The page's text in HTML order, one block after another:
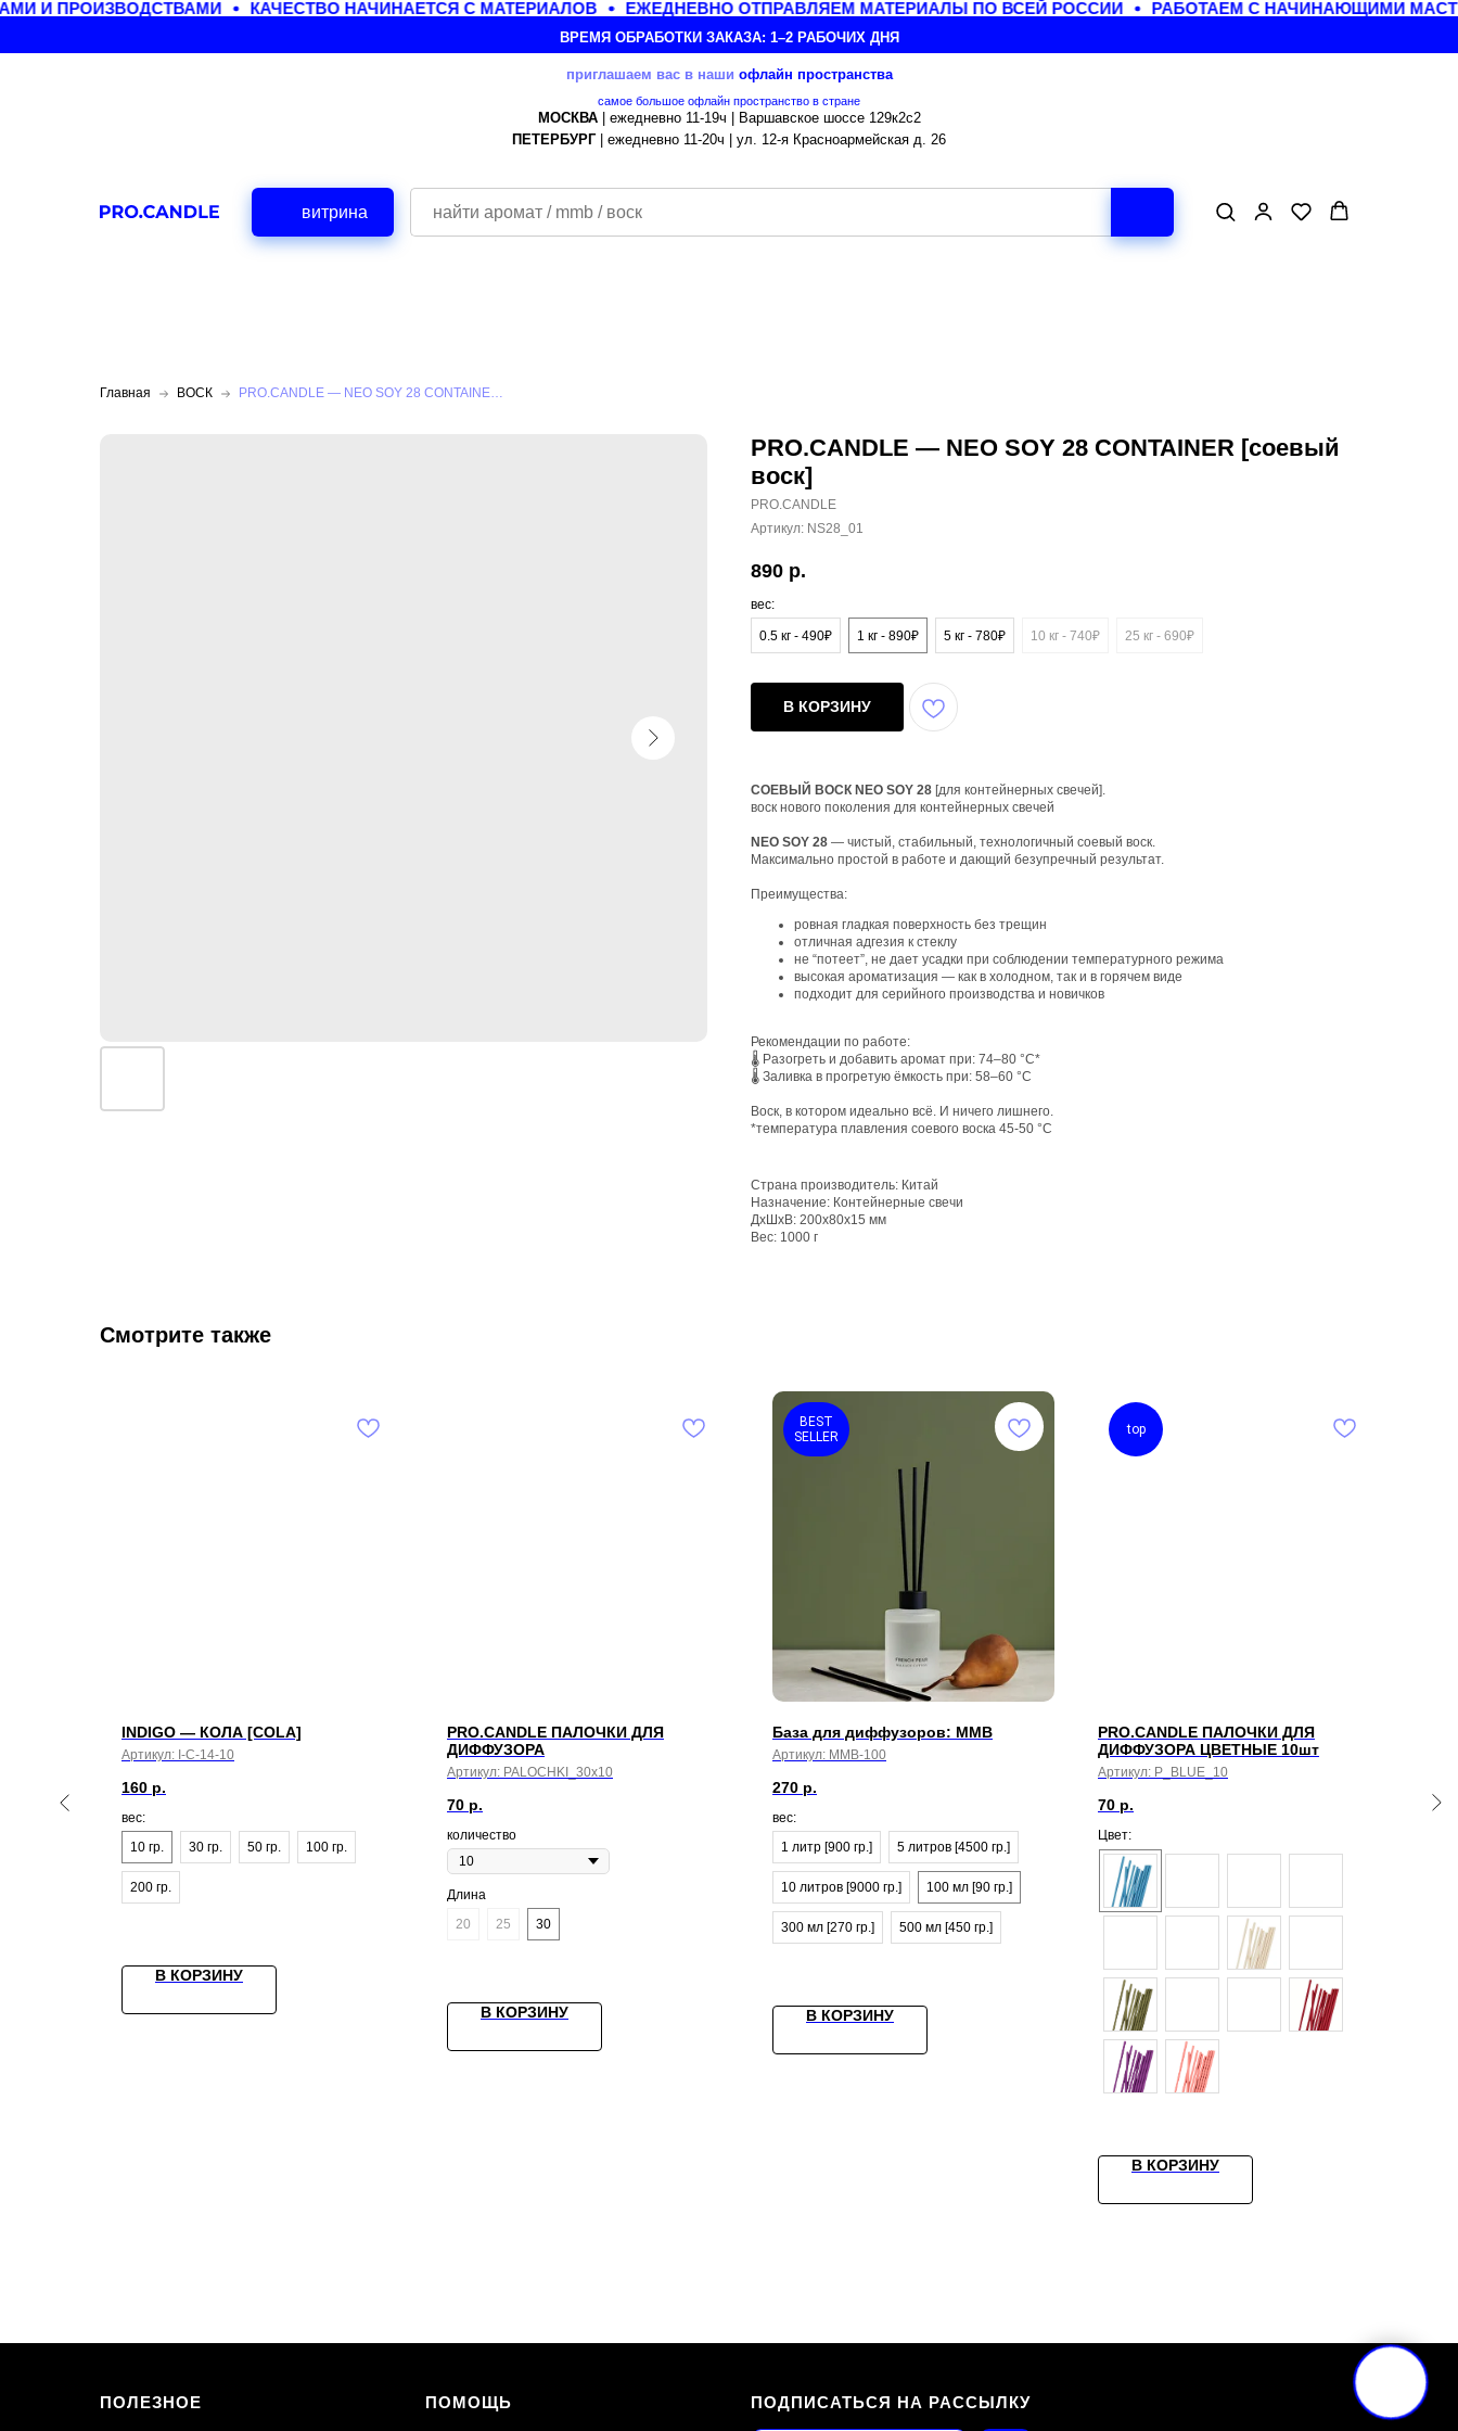
И ПРОИЗВОДСТВАМИ КАЧЕСТВО НАЧИНАЕТСЯ С МАТЕРИАЛОВ ЕЖЕДНЕВНО ОТПРАВЛЯЕМ МАТЕРИАЛЫ ПО ВСЕЙ РОССИИ РАБОТАЕМ С НАЧИНАЮЩИМИ
ВРЕМЯ ОБРАБОТКИ ЗАКАЗА: 1–2 РАБОЧИХ ДНЯ
приглашаем вас в наши офлайн пространства
самое большое офлайн пространство в стране
МОСКВА| ежедневно 11-19ч | Варшавское шоссе 129к2с2
ПЕТЕРБУРГ| ежедневно 11-20ч | ул. 12-я Красноармейская д. 26
витрина
Главная ВОСК
PRO.CANDLE — NEO SOY 28 CONTAINER [соевый
воск]
PRO.CANDLE
Артикул: NS28_01
890 р.
вес:
0.5 кг - 490₽ 1 кг - 890₽ 5 кг - 780₽ 10 кг - 740₽ 25 кг - 690₽
В КОРЗИНУ
СОЕВЫЙ ВОСК NEO SOY 28 [для контейнерных свечей].
воск нового поколения для контейнерных свечей
NEO SOY 28 — чистый, стабильный, технологичный соевый воск.
Максимально простой в работе и дающий безупречный результат.
Преимущества:
ровная гладкая поверхность без трещин
отличная адгезия к стеклу
не “потеет”, не дает усадки при соблюдении температурного режима
высокая ароматизация — как в холодном, так и в горячем виде
подходит для серийного производства и новичков
Рекомендации по работе:
🌡 Разогреть и добавить аромат при: 74–80 °C*
🌡 Заливка в прогретую ёмкость при: 58–60 °C
Воск, в котором идеально всё. И ничего лишнего.
*температура плавления соевого воска 45-50 °C
Страна производитель: Китай
Назначение: Контейнерные свечи
ДxШxВ: 200x80x15 мм
Вес: 1000 г
Смотрите также
INDIGO — КОЛА [COLA]
Артикул: I-C-14-10
160 р.
вес:
10 гр.
30 гр. 50 гр. 100 гр.
200 гр.
В КОРЗИНУ
PRO.CANDLE ПАЛОЧКИ ДЛЯ
ДИФФУЗОРА
Артикул: PALOCHKI_30х10
70 р.
количество
Длина
20
25 30
В КОРЗИНУ
BEST
SELLER
База для диффузоров: MMB
Артикул: MMB-100
270 р.
вес:
1 литр [900 гр.]
5 литров [4500 гр.]
10 литров [9000 гр.] 100 мл [90 гр.]
300 мл [270 гр.] 500 мл [450 гр.]
В КОРЗИНУ
top
PRO.CANDLE ПАЛОЧКИ ДЛЯ
ДИФФУЗОРА ЦВЕТНЫЕ 10шт
Артикул: P_BLUE_10
70 р.
Цвет:
В КОРЗИНУ
ПОЛЕЗНОЕ ПОМОЩЬ ПОДПИСАТЬСЯ НА РАССЫЛКУ